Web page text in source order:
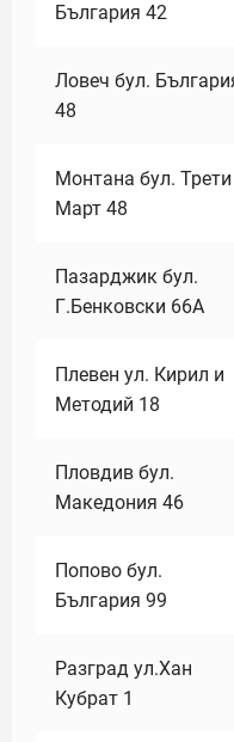
България 42
Ловеч бул.
48
Монтана бул. Трети
Март 48
Пазарджик бул.
Г.Бенковски 66А
Плевен ул. Кирил и
Методий 18
Пловдив бул.
Македония 46
Попово бул.
България 99
Разград ул.Хан
Кубрат 1